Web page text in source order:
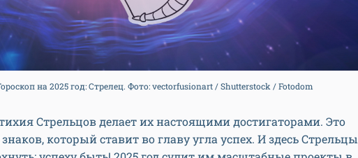
на 2025 год: Стрелец. Фото: vectorfusionart / Shutterstock / Fotodom
Стрельцов делает их настоящими достигаторами. Это
который ставит во главу угла успех. И здесь Стрельцы